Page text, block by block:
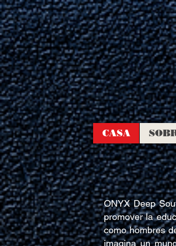
CASA
ONYX Deep
promover la
como hombres
imagina un